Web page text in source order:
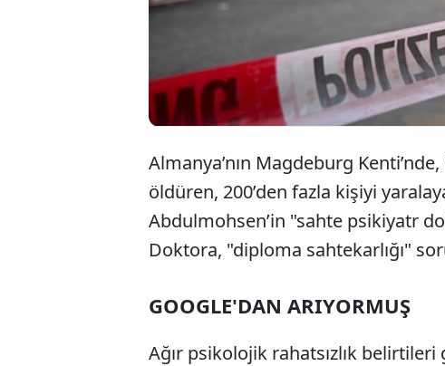
Almanya’nın Magdeburg
öldüren, 200’den fazla kişiyi
Abdulmohsen’in "sahte psikiyatr
Doktora, "diploma sahtekarlığı"
GOOGLE'DAN ARIYORMUŞ
Ağır psikolojik rahatsızlık